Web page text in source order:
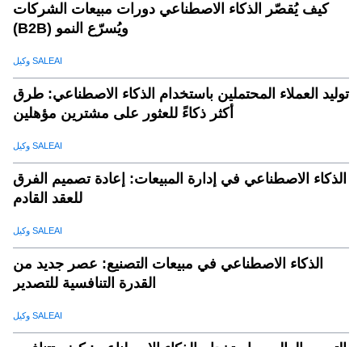
كيف يُقصّر الذكاء الاصطناعي دورات مبيعات الشركات
(B2B) ويُسرّع النمو
وكيل SALEAI
توليد العملاء المحتملين باستخدام الذكاء الاصطناعي: طرق
أكثر ذكاءً للعثور على مشترين مؤهلين
وكيل SALEAI
الذكاء الاصطناعي في إدارة المبيعات: إعادة تصميم الفرق
للعقد القادم
وكيل SALEAI
الذكاء الاصطناعي في مبيعات التصنيع: عصر جديد من
القدرة التنافسية للتصدير
وكيل SALEAI